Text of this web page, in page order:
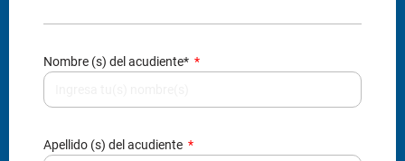
Apellido (s) del acudiente
Tipo de documento